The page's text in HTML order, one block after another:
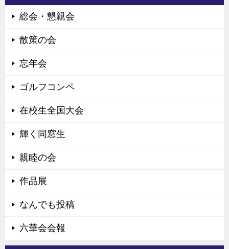
総会・懇親会
散策の会
忘年会
ゴルフコンペ
在校生全国大会
輝く同窓生
親睦の会
作品展
なんでも投稿
六華会会報